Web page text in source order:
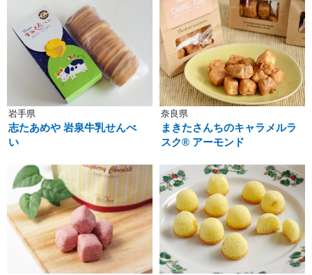
岩手県
志たあめや 岩泉牛乳せんべ
い
奈良県
まきたさんちのキャラメルラ
スク® アーモンド